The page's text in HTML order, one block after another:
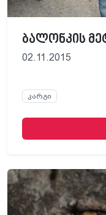
ბალონკის
02.11.2015
კარგი